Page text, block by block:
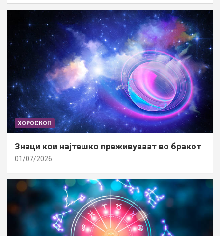
ХОРОСКОП
Знаци кои најтешко преживуваат во бракот
01/07/2026